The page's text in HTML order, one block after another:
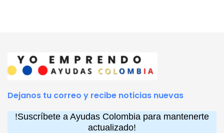
Dejanos tu correo y recibe noticias nuevas
!Suscríbete a Ayudas Colombia para mantenerte
actualizado!